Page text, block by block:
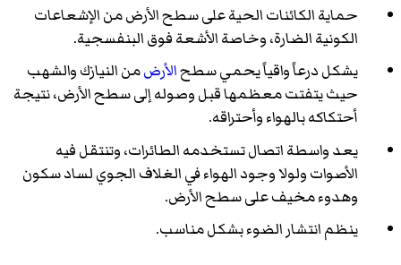
حماية الكائنات الحية على سطح الأرض من الإشعاعات
الكونية الضارة، وخاصة الأشعة فوق البنفسجية.
يشكل درعاً واقياً يحمي سطحالأرضمن النيازك والشهب
حيث يتفتت معظمها قبل وصوله إلى سطح الأرض، نتيجة
أحتكاكه بالهواء وأحتراقه.
يعد واسطة اتصال تستخدمه الطائرات، وتنتقل فيه
الأصوات ولولا وجود الهواء في الغلاف الجوي لساد سكون
وهدوء مخيف على سطح الأرض.
ينظم انتشار الضوء بشكل مناسب.